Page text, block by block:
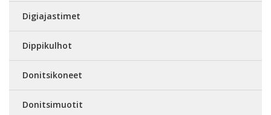
Digiajastimet
Dippikulhot
Donitsikoneet
Donitsimuotit